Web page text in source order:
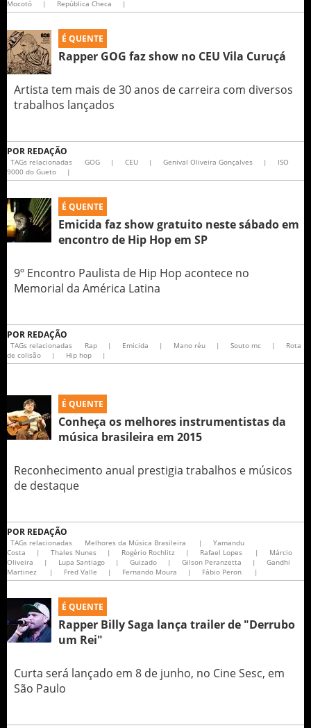
Mocotó
| República Checa |
É QUENTE
Rapper GOG faz show no CEU Vila Curuçá
Artista tem mais de 30 anos de carreira com diversos
trabalhos lançados
POR REDAÇÃO
TAGs relacionadas GOG | CEU | Genival Oliveira Gonçalves |
ISO
9000 do Gueto
|
É QUENTE
Emicida faz show gratuito neste sábado em
encontro de Hip Hop em SP
9º Encontro Paulista de Hip Hop acontece no
Memorial da América Latina
POR REDAÇÃO
TAGs relacionadas Rap | Emicida | Mano réu | Souto mc |
Rota
de colisão
| Hip hop |
É QUENTE
Conheça os melhores instrumentistas da
música brasileira em 2015
Reconhecimento anual prestigia trabalhos e músicos
de destaque
POR REDAÇÃO
TAGs relacionadas Melhores da Música Brasileira |
Yamandu
Costa
| Thales Nunes | Rogério Rochlitz | Rafael Lopes |
Márcio
Oliveira
| Lupa Santiago | Guizado | Gilson Peranzetta |
Gandhi
Martinez
| Fred Valle | Fernando Moura | Fábio Peron |
É QUENTE
Rapper Billy Saga lança trailer de "Derrubo
um Rei"
Curta será lançado em 8 de junho, no Cine Sesc, em
São Paulo